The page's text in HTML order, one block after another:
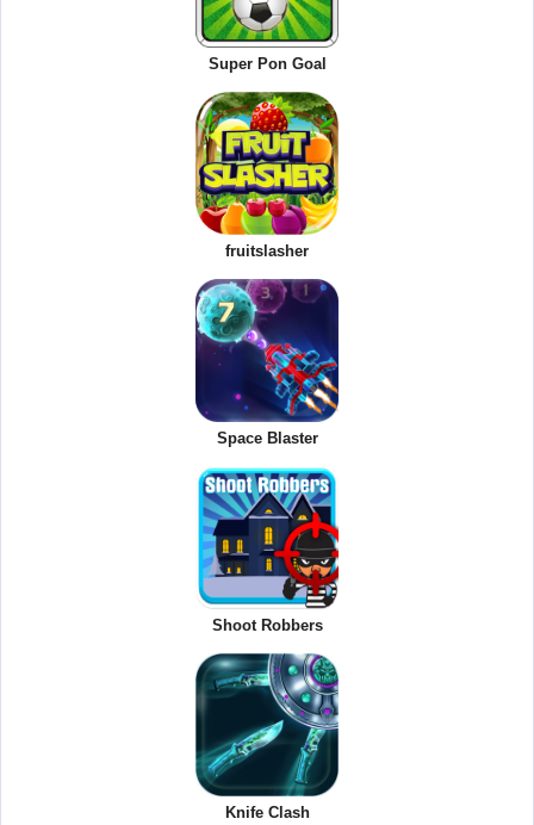
Super Pon Goal
fruitslasher
Space Blaster
Shoot Robbers
Knife Clash